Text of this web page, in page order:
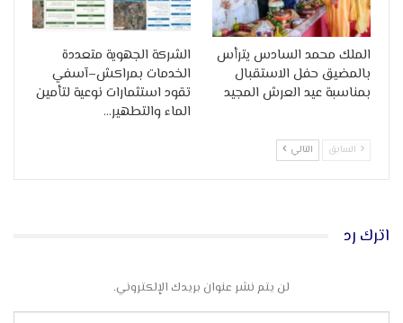
الملك محمد السادس يترأس
بالمضيق حفل الاستقبال
بمناسبة عيد العرش المجيد
الشركة الجهوية متعددة
الخدمات بمراكش–آسفي
تقود استثمارات نوعية لتأمين
الماء والتطهير…
السابق التالي
اترك رد
لن يتم نشر عنوان بريدك الإلكتروني.